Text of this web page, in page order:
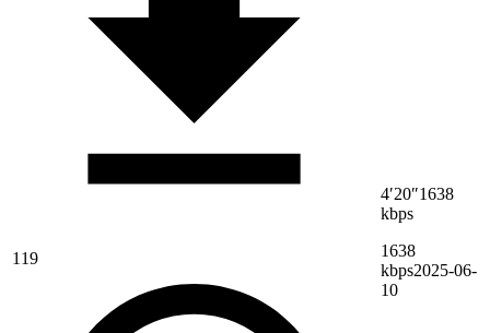
119
4′20″1638
kbps
1638
kbps2025-06-
10